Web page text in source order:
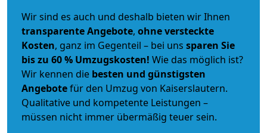
Wir sind es auch und deshalb bieten wir Ihnen
transparente Angebote, ohne versteckte
Kosten, ganz im Gegenteil – bei uns sparen Sie
bis zu 60 % Umzugskosten! Wie das möglich ist?
Wir kennen die besten und günstigsten
Angebotefür den Umzug von Kaiserslautern.
Qualitative und kompetente Leistungen –
müssen nicht immer übermäßig teuer sein.